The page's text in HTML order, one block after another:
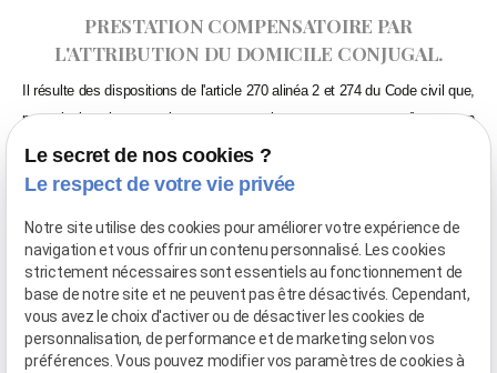
PRESTATION COMPENSATOIRE PAR
L'ATTRIBUTION DU DOMICILE CONJUGAL.
par principe, la prestation compensatoire est une somme d'argent en
capital mais le Juge peut attribuer à ce titre, ...
« 1 2 3 4 5 6 »
Le secret de nos cookies ?
Le respect de votre vie privée
Notre site utilise des cookies pour améliorer votre expérience de
navigation et vous offrir un contenu personnalisé. Les cookies
strictement nécessaires sont essentiels au fonctionnement de
base de notre site et ne peuvent pas être désactivés. Cependant,
vous avez le choix d'activer ou de désactiver les cookies de
personnalisation, de performance et de marketing selon vos
préférences. Vous pouvez modifier vos paramètres de cookies à